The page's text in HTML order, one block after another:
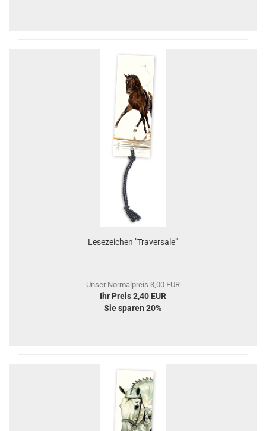
Lesezeichen "Traversale"
Unser Normalpreis 3,00 EUR
Ihr Preis 2,40 EUR
Sie sparen 20%